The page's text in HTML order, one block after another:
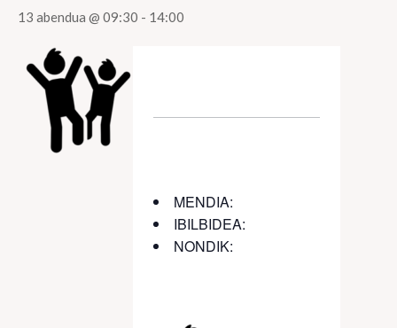
13 abendua @ 09:30 - 14:00
MENDIA:
IBILBIDEA:
NONDIK: